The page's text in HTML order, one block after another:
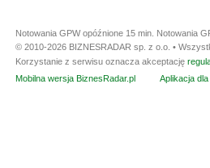
Notowania GPW opóźnione 15 min. Notowania
© 2010-2026 BIZNESRADAR sp. z o.o. •
Korzystanie z serwisu oznacza akceptację
Mobilna wersja BiznesRadar.pl
Aplikacja